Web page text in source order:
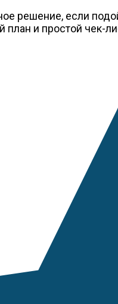
решение, если
и простой чек-